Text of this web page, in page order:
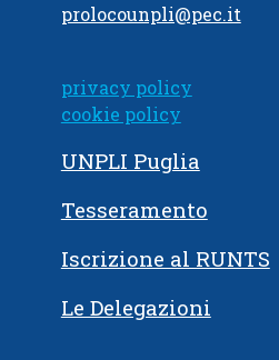
prolocounpli@pec.it
privacy policy
cookie policy
UNPLI Puglia
Tesseramento
Iscrizione al RUNTS
Le Delegazioni